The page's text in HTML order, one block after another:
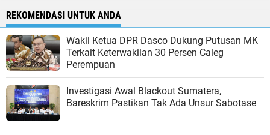
REKOMENDASI UNTUK ANDA
Wakil Ketua DPR Dasco Dukung Putusan MK
Terkait Keterwakilan 30 Persen Caleg
Perempuan
Investigasi Awal Blackout Sumatera,
Bareskrim Pastikan Tak Ada Unsur Sabotase